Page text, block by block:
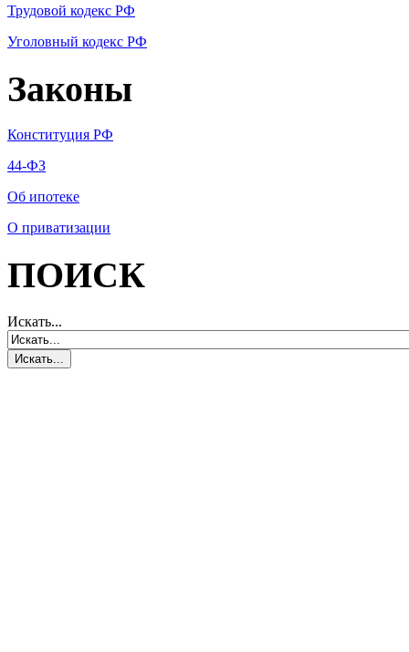
Трудовой кодекс РФ
Уголовный кодекс РФ
Законы
Конституция РФ
44-ФЗ
Об ипотеке
О приватизации
ПОИСК
Искать...